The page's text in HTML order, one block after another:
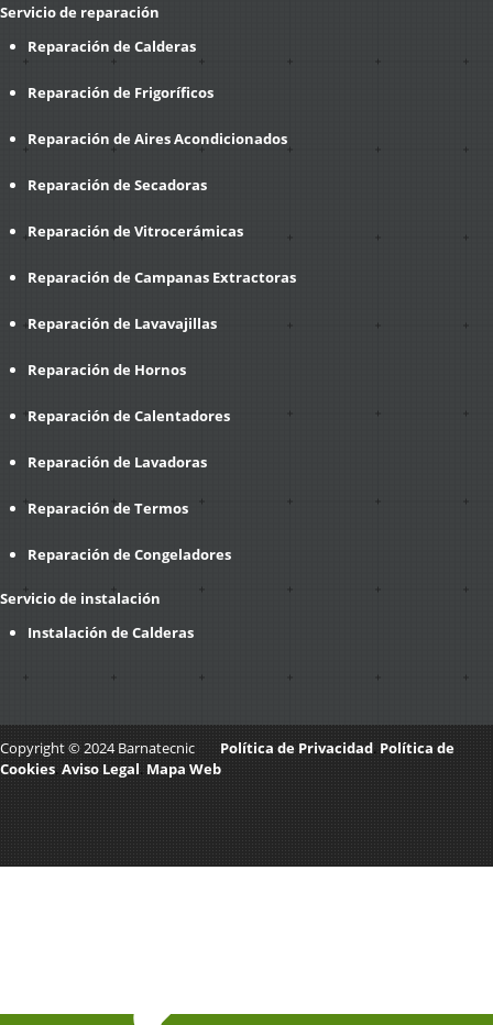
Servicio de reparación
Reparación de Calderas
Reparación de Frigoríficos
Reparación de Aires Acondicionados
Reparación de Secadoras
Reparación de Vitrocerámicas
Reparación de Campanas Extractoras
Reparación de Lavavajillas
Reparación de Hornos
Reparación de Calentadores
Reparación de Lavadoras
Reparación de Termos
Reparación de Congeladores
Servicio de instalación
Instalación de Calderas
Copyright © 2024 Barnatecnic Política de Privacidad. Política de
Cookies.Aviso Legal. Mapa Web